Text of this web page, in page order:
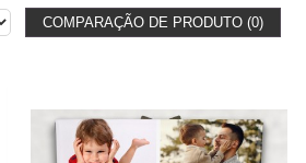
COMPARAÇÃO DE PRODUTO (0)